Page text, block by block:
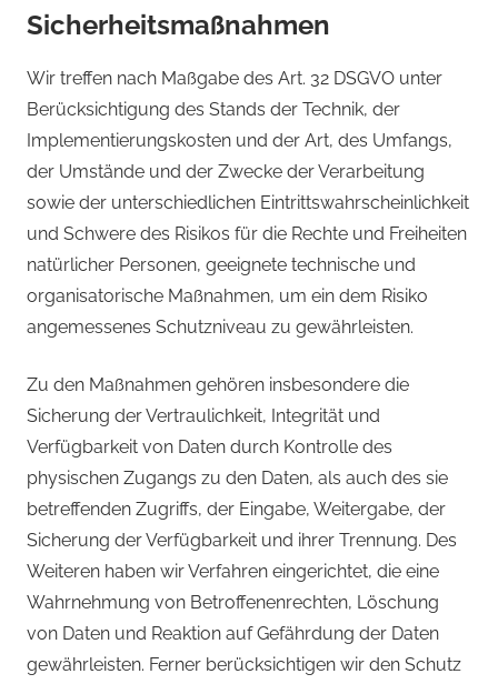
Sicherheitsmaßnahmen
Wir treffen nach Maßgabe des Art. 32 DSGVO unter
Berücksichtigung des Stands der Technik, der
Implementierungskosten und der Art, des Umfangs,
der Umstände und der Zwecke der Verarbeitung
sowie der unterschiedlichen Eintrittswahrscheinlichkeit
und Schwere des Risikos für die Rechte und Freiheiten
natürlicher Personen, geeignete technische und
organisatorische Maßnahmen, um ein dem Risiko
angemessenes Schutzniveau zu gewährleisten.
Zu den Maßnahmen gehören insbesondere die
Sicherung der Vertraulichkeit, Integrität und
Verfügbarkeit von Daten durch Kontrolle des
physischen Zugangs zu den Daten, als auch des sie
betreffenden Zugriffs, der Eingabe, Weitergabe, der
Sicherung der Verfügbarkeit und ihrer Trennung. Des
Weiteren haben wir Verfahren eingerichtet, die eine
Wahrnehmung von Betroffenenrechten, Löschung
von Daten und Reaktion auf Gefährdung der Daten
gewährleisten. Ferner berücksichtigen wir den Schutz